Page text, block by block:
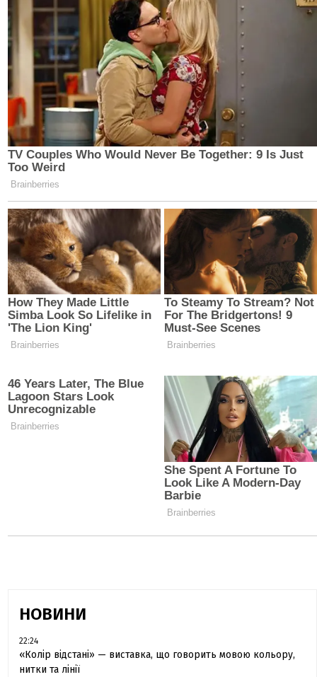
НОВИНИ
22:24
«Колір відстані» — виставка, що говорить мовою кольору,
нитки та лінії